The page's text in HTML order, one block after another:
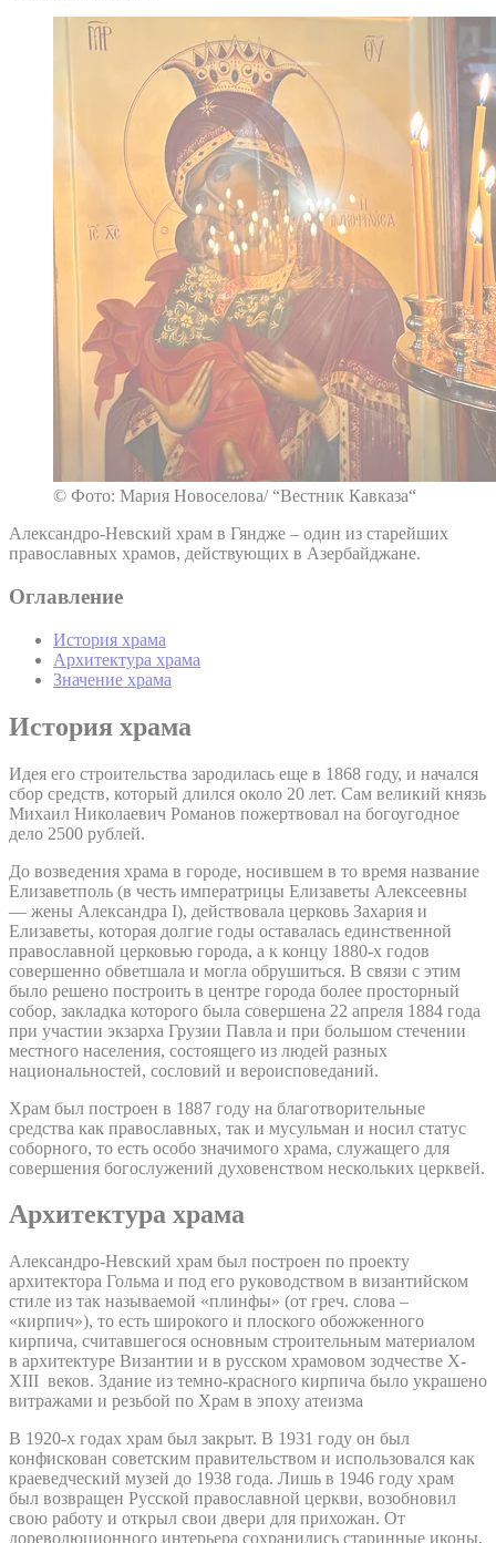
© Фото: Мария Новоселова/ “Вестник Кавказа“
Александро-Невский храм в Гяндже – один из старейших
православных храмов, действующих в Азербайджане.
Оглавление
История храма
Архитектура храма
Значение храма
История храма
Идея его строительства зародилась еще в 1868 году, и начался
сбор средств, который длился около 20 лет. Сам великий князь
Михаил Николаевич Романов пожертвовал на богоугодное
дело 2500 рублей.
До возведения храма в городе, носившем в то время название
Елизаветполь (в честь императрицы Елизаветы Алексеевны
— жены Александра I), действовала церковь Захария и
Елизаветы, которая долгие годы оставалась единственной
православной церковью города, а к концу 1880-х годов
совершенно обветшала и могла обрушиться. В связи с этим
было решено построить в центре города более просторный
собор, закладка которого была совершена 22 апреля 1884 года
при участии экзарха Грузии Павла и при большом стечении
местного населения, состоящего из людей разных
национальностей, сословий и вероисповеданий.
Храм был построен в 1887 году на благотворительные
средства как православных, так и мусульман и носил статус
соборного, то есть особо значимого храма, служащего для
совершения богослужений духовенством нескольких церквей.
Архитектура храма
Александро-Невский храм был построен по проекту
архитектора Гольма и под его руководством в византийском
стиле из так называемой «плинфы» (от греч. слова –
«кирпич»), то есть широкого и плоского обожженного
кирпича, считавшегося основным строительным материалом
в архитектуре Византии и в русском храмовом зодчестве X-
XIII веков. Здание из темно-красного кирпича было украшено
витражами и резьбой по Храм в эпоху атеизма
В 1920-х годах храм был закрыт. В 1931 году он был
конфискован советским правительством и использовался как
краеведческий музей до 1938 года. Лишь в 1946 году храм
был возвращен Русской православной церкви, возобновил
свою работу и открыл свои двери для прихожан. От
дореволюционного интерьера сохранились старинные иконы,